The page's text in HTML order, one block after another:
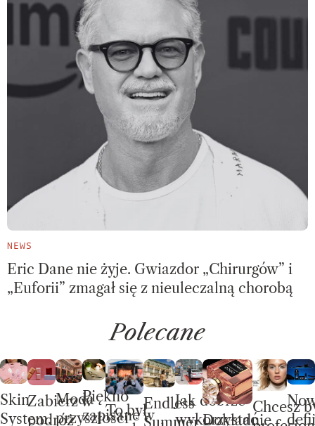
NEWS
Eric Dane nie żyje. Gwiazdor „Chirurgów” i
„Euforii” zmagał się z nieuleczalną chorobą
Polecane
Skin
System.
Zabierz w
podróż
Moda
przyszłości
Piękno
zapisane w
To byłEndlessJak dobrze
wykorzystać
Dokładnie
Chcesz